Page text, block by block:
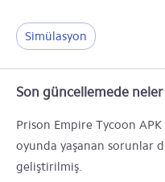
Simülasyon
Son güncellemede neler
Prison Empire Tycoon
oyunda yaşanan sorunlar
geliştirilmiş.